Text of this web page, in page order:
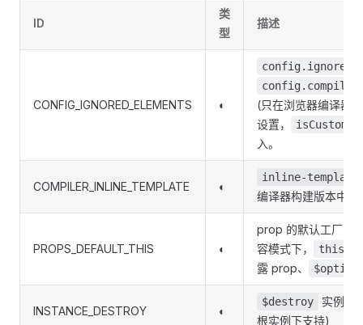
ID
类
型
描述
CONFIG_IGNORED_ELEMENTS ◐
(只在浏览器编译器
设置，
入。
COMPILER_INLINE_TEMPLATE ◐
inline-template
编译器构建版本中支
PROPS_DEFAULT_THIS ◐
prop 的默认工厂方
容模式下，
this
露 prop、
INSTANCE_DESTROY ◐
$destroy
实例方
根实例下支持)